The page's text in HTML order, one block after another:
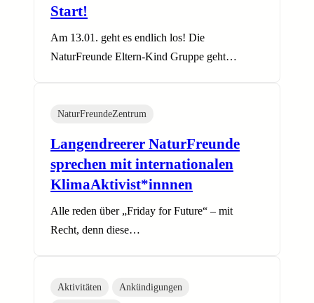
Start!
Am 13.01. geht es endlich los! Die
NaturFreunde Eltern-Kind Gruppe geht…
NaturFreundeZentrum
Langendreerer NaturFreunde
sprechen mit internationalen
KlimaAktivist*innnen
Alle reden über „Friday for Future“ – mit
Recht, denn diese…
Aktivitäten Ankündigungen